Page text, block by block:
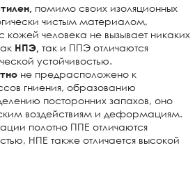
помимо своих изоляционных
чистым материалом,
кожей человека не вызывает никаких
НПЭ, так и ППЭ отличаются
устойчивостью.
не предрасположено к
гниения, образованию
посторонних запахов, оно
воздействиям и деформациям.
полотно ППЕ отличаются
НПЕ также отличается высокой